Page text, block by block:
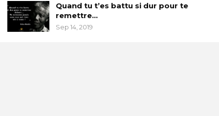
Quand tu t’es battu si dur pour te
remettre…
Sep 14, 2019